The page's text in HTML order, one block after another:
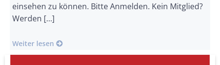
einsehen zu können. Bitte Anmelden. Kein Mitglied?
Werden […]
Weiter lesen